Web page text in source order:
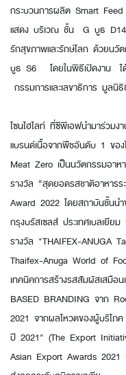
กระบวนการผลิต Smart
แสดง บริเวณ ชั้น G บูธ D14
รักสุขภาพและรักษ์โลก ด้วยน
บูธ S6 โดยในพิธีเปิดงาน ไ
กรรมการและเลขาธิการ มูล
โซนไฮไลท์ ที่ซีพีเอฟนำมาร่วม
แบรนด์เนื้อจากพืชอันดับ 1 ข
Meat Zero เป็นนวัตกรรมอา
รางวัล “สุดยอดรสชาติอาหาร
Award 2022 โดยสถาบันชั้น
กรุงบรัสเซลส์ ประเทศเบลเยียม
รางวัล "THAIFEX-ANUGA
Thaifex-Anuga World of
เทคนิคการสร้างรสสัมผัสเสมือ
BASED BRANDING จาก
2021 จากผลโหวตของผู้บริโภ
ปี 2021" (The Export
Asian Export Awards 2021